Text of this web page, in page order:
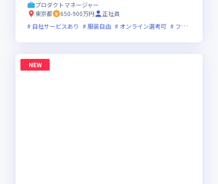
プロダクトマネージャー
東京都
650-900万円
正社員
自社サービスあり
服装自由 オンライン選考可 フレックス制度あり
NEW